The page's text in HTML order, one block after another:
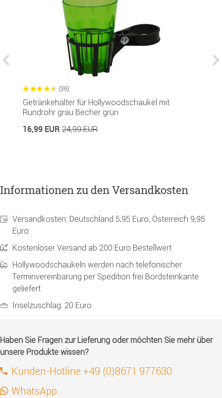
(36)
Getränkehalter für Hollywoodschaukel mit
Rundrohr grau Becher grün
16,99 EUR 24,99 EUR
Informationen zu den Versandkosten
Versandkosten: Deutschland 5,95 Euro, Österreich 9,95
Euro
Kostenloser Versand ab 200 Euro Bestellwert
Hollywoodschaukeln werden nach telefonischer
Terminvereinbarung per Spedition frei Bordsteinkante
geliefert
Inselzuschlag: 20 Euro
Haben Sie Fragen zur Lieferung oder möchten Sie mehr über
unsere Produkte wissen?
Kunden-Hotline +49 (0)8671 977630
WhatsApp